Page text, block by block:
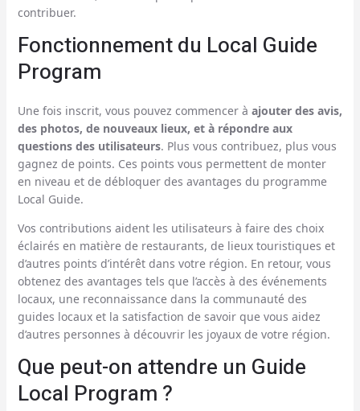
contribuer.
Fonctionnement du Local Guide
Program
Une fois inscrit, vous pouvez commencer à ajouter des avis,
des photos, de nouveaux lieux, et à répondre aux
questions des utilisateurs. Plus vous contribuez, plus vous
gagnez de points. Ces points vous permettent de monter
en niveau et de débloquer des avantages du programme
Local Guide.
Vos contributions aident les utilisateurs à faire des choix
éclairés en matière de restaurants, de lieux touristiques et
d’autres points d’intérêt dans votre région. En retour, vous
obtenez des avantages tels que l’accès à des événements
locaux, une reconnaissance dans la communauté des
guides locaux et la satisfaction de savoir que vous aidez
d’autres personnes à découvrir les joyaux de votre région.
Que peut-on attendre un Guide
Local Program ?